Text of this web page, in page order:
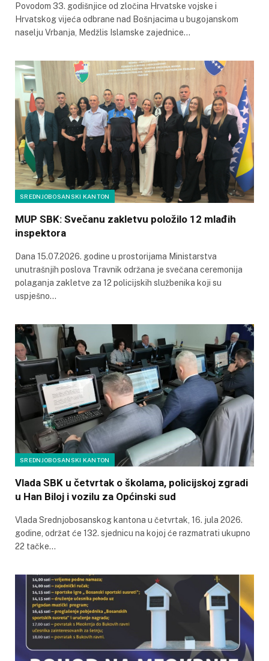
Povodom 33. godišnjice od zločina Hrvatske vojske i
Hrvatskog vijeća odbrane nad Bošnjacima u bugojanskom
naselju Vrbanja, Medžlis Islamske zajednice…
SREDNJOBOSANSKI KANTON
MUP SBK: Svečanu zakletvu položilo 12 mlađih
inspektora
Dana 15.07.2026. godine u prostorijama Ministarstva
unutrašnjih poslova Travnik održana je svečana ceremonija
polaganja zakletve za 12 policijskih službenika koji su
uspješno…
SREDNJOBOSANSKI KANTON
Vlada SBK u četvrtak o školama, policijskoj zgradi
u Han Biloj i vozilu za Općinski sud
Vlada Srednjobosanskog kantona u četvrtak, 16. jula 2026.
godine, održat će 132. sjednicu na kojoj će razmatrati ukupno
22 tačke…